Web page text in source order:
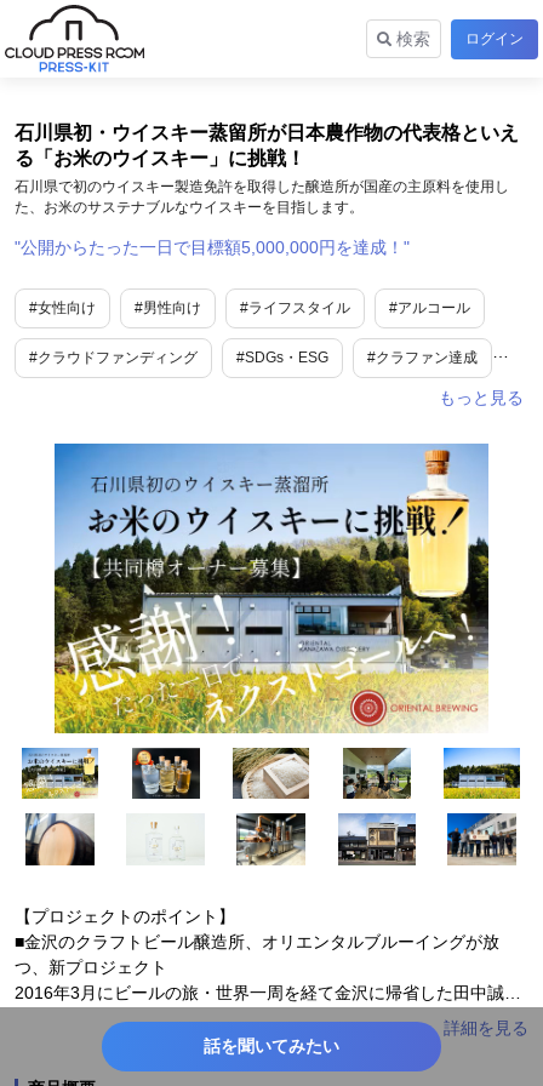
検索 ログイン
石川県初・ウイスキー蒸留所が日本農作物の代表格といえ
る「お米のウイスキー」に挑戦！
石川県で初のウイスキー製造免許を取得した醸造所が国産の主原料を使用し
た、お米のサステナブルなウイスキーを目指します。
公開からたった一日で目標額5,000,000円を達成！
#女性向け #男性向け #ライフスタイル #アルコール
#クラウドファンディング #SDGs・ESG #クラファン達成
【プロジェクトのポイント】
■金沢のクラフトビール醸造所、オリエンタルブルーイングが放
つ、新プロジェクト
2016年3月にビールの旅・世界一周を経て金沢に帰省した田中誠が
創業。世界一周を経て感じたことは、どこのクラフトビールも似て
いるということでした。
小規模醸造所は間違いないけど、ドイツやイギリスの麦を輸入し、
話を聞いてみたい